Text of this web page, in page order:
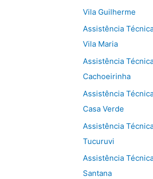
Vila Guilherme
Assistência
Vila Maria
Assistência
Cachoeirinha
Assistência
Casa Verde
Assistência
Tucuruvi
Assistência
Santana